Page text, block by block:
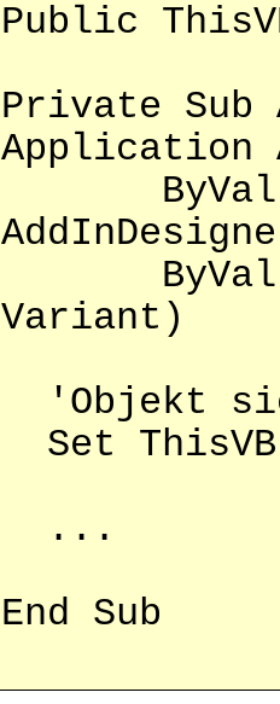
Public
Private Sub
Application
ByVal
ByVal
Variant)
'Objekt
Set
...
End Sub